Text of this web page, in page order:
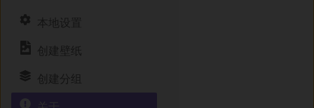
本地设置
创建壁纸
创建分组